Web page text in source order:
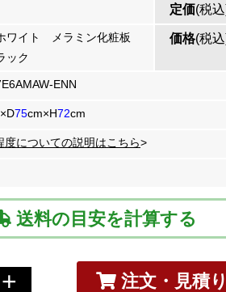
定価(税
ワイト メラミン化粧板
ック
価格(税
ENN
75cm×H72cm
度についての説明はこちら>
送料の目安を計算する
注文・見積